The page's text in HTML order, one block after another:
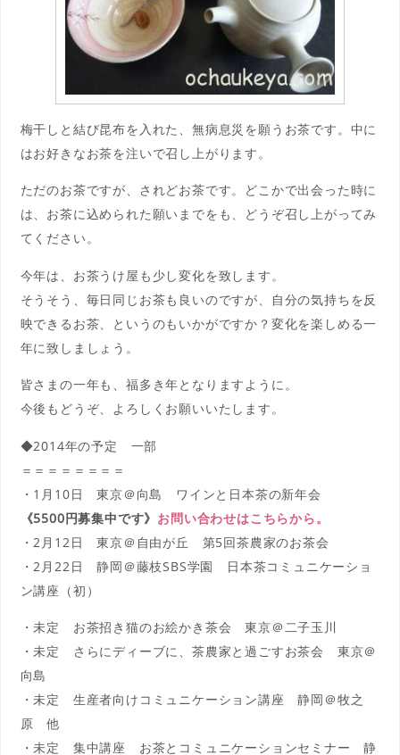
梅干しと結び昆布を入れた、無病息災を願うお茶です。中に
はお好きなお茶を注いで召し上がります。
ただのお茶ですが、されどお茶です。どこかで出会った時に
は、お茶に込められた願いまでをも、どうぞ召し上がってみ
てください。
今年は、お茶うけ屋も少し変化を致します。
そうそう、毎日同じお茶も良いのですが、自分の気持ちを反
映できるお茶、というのもいかがですか？変化を楽しめる一
年に致しましょう。
皆さまの一年も、福多き年となりますように。
今後もどうぞ、よろしくお願いいたします。
◆2014年の予定 一部
＝＝＝＝＝＝＝＝
・1月10日 東京＠向島 ワインと日本茶の新年会
《5500円募集中です》 お問い合わせはこちらから。
・2月12日 東京＠自由が丘 第5回茶農家のお茶会
・2月22日 静岡＠藤枝SBS学園 日本茶コミュニケーショ
ン講座（初）
・未定 お茶招き猫のお絵かき茶会 東京＠二子玉川
・未定 さらにディーブに、茶農家と過ごすお茶会 東京＠
向島
・未定 生産者向けコミュニケーション講座 静岡＠牧之
原 他
・未定 集中講座 お茶とコミュニケーションセミナー 静